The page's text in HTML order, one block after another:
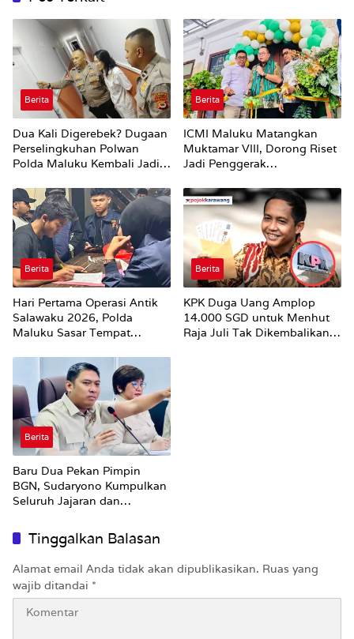
Berita
Dua Kali Digerebek? Dugaan
Perselingkuhan Polwan
Polda Maluku Kembali Jadi
Berita
ICMI Maluku Matangkan
Muktamar VIII, Dorong Riset
Jadi Penggerak
Berita
Hari Pertama Operasi Antik
Salawaku 2026, Polda
Maluku Sasar Tempat
Berita
KPK Duga Uang Amplop
14.000 SGD untuk Menhut
Raja Juli Tak Dikembalikan
Berita
Baru Dua Pekan Pimpin
BGN, Sudaryono Kumpulkan
Seluruh Jajaran dan
Pungli dan Pemerasan
Supplier harus Berhenti
Sekarang
Tinggalkan Balasan
Alamat email Anda tidak akan dipublikasikan. Ruas yang
wajib ditandai *